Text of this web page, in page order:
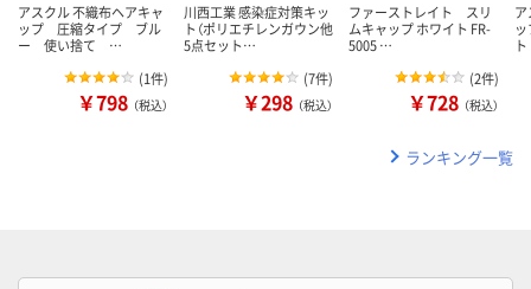
アスクル 不織布ヘアキャ
ップ 圧縮タイプ ブル
ー 使い捨て …
(1件)
￥798 （税込）
川西工業 感染症対策キッ
ト（ポリエチレンガウン他
5点セット…
(7件)
￥298 （税込）
ファーストレイト スリ
ムキャップ ホワイト FR-
5005 …
(2件)
￥728 （税込）
ランキング一覧